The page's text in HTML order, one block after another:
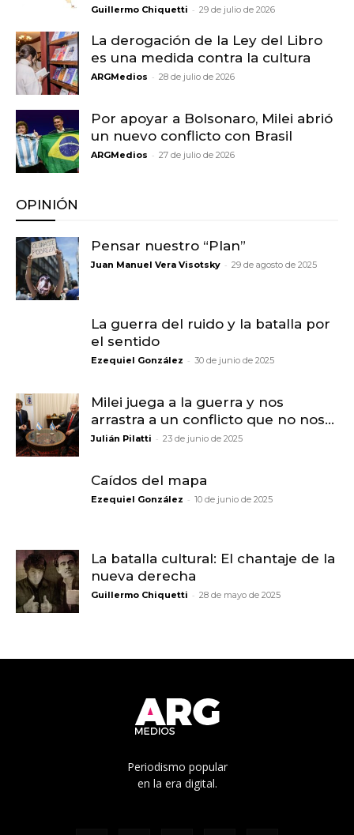
Guillermo Chiquetti - 29 de julio de 2026
La derogación de la Ley del Libro
es una medida contra la cultura
ARGMedios - 28 de julio de 2026
Por apoyar a Bolsonaro, Milei abrió
un nuevo conflicto con Brasil
ARGMedios - 27 de julio de 2026
OPINIÓN
Pensar nuestro “Plan”
Juan Manuel Vera Visotsky - 29 de agosto de 2025
La guerra del ruido y la batalla por
el sentido
Ezequiel González - 30 de junio de 2025
Milei juega a la guerra y nos
arrastra a un conflicto que no nos...
Julián Pilatti - 23 de junio de 2025
Caídos del mapa
Ezequiel González - 10 de junio de 2025
La batalla cultural: El chantaje de la
nueva derecha
Guillermo Chiquetti - 28 de mayo de 2025
Periodismo popular
en la era digital.